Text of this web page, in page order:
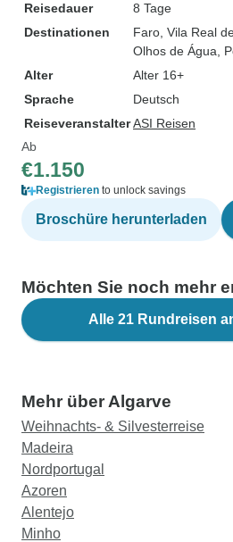
Reisedauer
8 Tage
Destinationen
Faro , Vila Real
Olhos de Água ,
Alter
Alter 16+
Sprache
Deutsch
ReiseveranstalterASI Reisen
Ab
€1.150
Registrieren to unlock savings
Broschüre herunterladen
Möchten Sie noch mehr
Alle 21 Rundreisen
Mehr über Algarve
Weihnachts- & Silvesterreise
Madeira
Nordportugal
Azoren
Alentejo
Minho